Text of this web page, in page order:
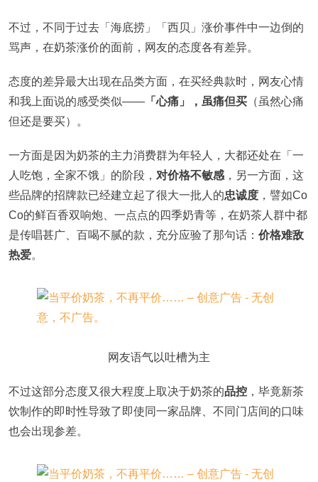
不过，不同于过去「海底捞」「西贝」涨价事件中一边倒的
骂声，在奶茶涨价的面前，网友的态度各有差异。
态度的差异最大出现在品类方面，在买经典款时，网友心情
和我上面说的感受类似—— 「心痛」，虽痛但买 （虽然心痛
但还是要买）。
一方面是因为奶茶的主力消费群为年轻人，大都还处在「一
人吃饱，全家不饿」的阶段， 对价格不敏感 ，另一方面，这
些品牌的招牌款已经建立起了很大一批人的忠诚度 ，譬如Co
Co的鲜百香双响炮、一点点的四季奶青等，在奶茶人群中都
是传唱甚广、百喝不腻的款，充分应验了那句话： 价格难敌
热爱。
网友语气以吐槽为主
不过这部分态度又很大程度上取决于奶茶的品控 ，毕竟新茶
饮制作的即时性导致了即使同一家品牌、不同门店间的口味
也会出现参差。